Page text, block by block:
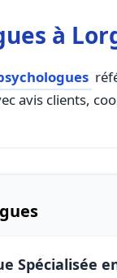
à
avis clients,
Spécialisée